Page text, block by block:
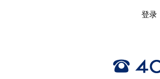
登录